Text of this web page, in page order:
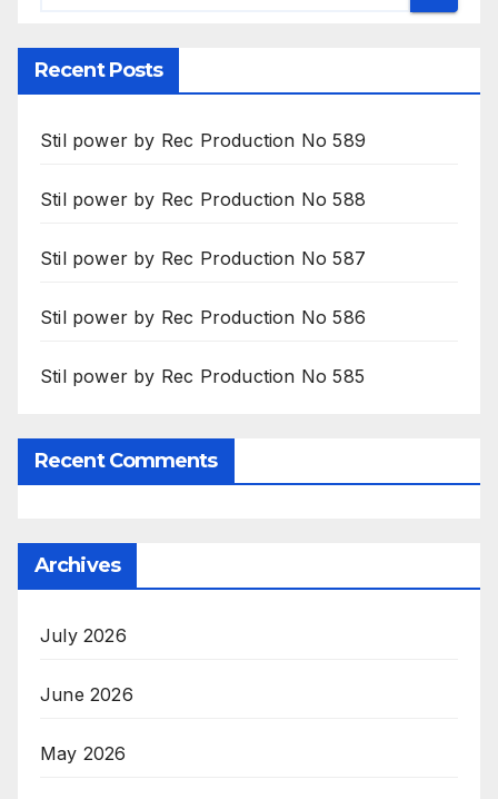
Recent Posts
Stil power by Rec Production No 589
Stil power by Rec Production No 588
Stil power by Rec Production No 587
Stil power by Rec Production No 586
Stil power by Rec Production No 585
Recent Comments
Archives
July 2026
June 2026
May 2026